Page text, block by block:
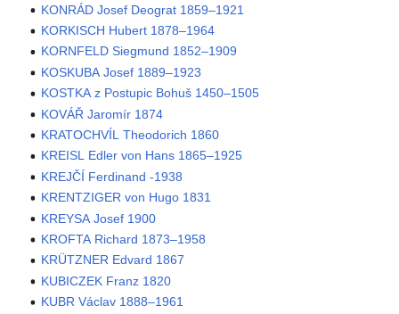
KONRÁD Josef Deograt 1859–1921
KORKISCH Hubert 1878–1964
KORNFELD Siegmund 1852–1909
KOSKUBA Josef 1889–1923
KOSTKA z Postupic Bohuš 1450–1505
KOVÁŘ Jaromír 1874
KRATOCHVÍL Theodorich 1860
KREISL Edler von Hans 1865–1925
KREJČÍ Ferdinand -1938
KRENTZIGER von Hugo 1831
KREYSA Josef 1900
KROFTA Richard 1873–1958
KRÜTZNER Edvard 1867
KUBICZEK Franz 1820
KUBR Václav 1888–1961